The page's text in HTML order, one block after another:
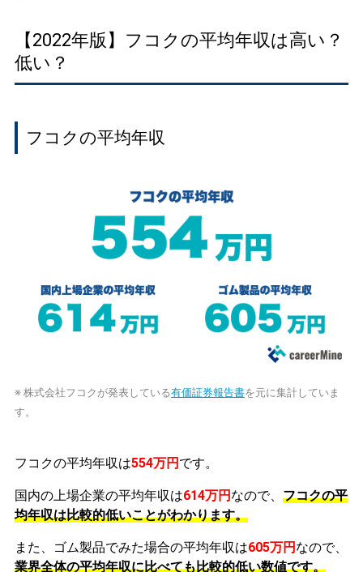
【2022年版】フコクの平均年収は高い？
低い？
フコクの平均年収
※ 株式会社フコクが発表している有価証券報告書を元に集計していま
す。
フコクの平均年収は554万円 です。
国内の上場企業の平均年収は614万円 なので、 フコクの平
均年収は比較的低いことがわかります。
また、ゴム製品でみた場合の平均年収は605万円 なので、
業界全体の平均年収に比べても比較的低い数値です。